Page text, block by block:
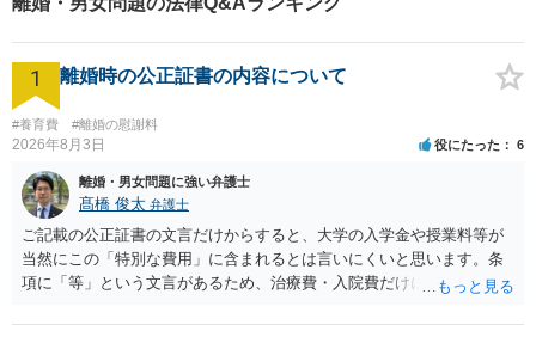
ださい。
1 離婚時の公正証書の内容について
#養育費 #離婚の慰謝料
2026年8月3日 役にたった 6
離婚・男女問題に強い弁護士
髙橋 俊太 弁護士
ご記載の公正証書の文言だけからすると、大学の入学金や授業料等が
当然にこの「特別な費用」に含まれるとは言いにくいと思います。条
項に「等」という文言があるため、治療費・入院費だけに限定される
れていますので、通常は、病気や事故によって臨時に必要となった医